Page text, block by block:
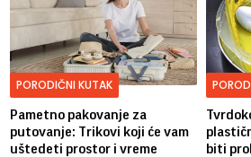
PORODIČNI KUTAK
Pametno pakovanje za
putovanje: Trikovi koji će vam
uštedeti prostor i vreme
biti